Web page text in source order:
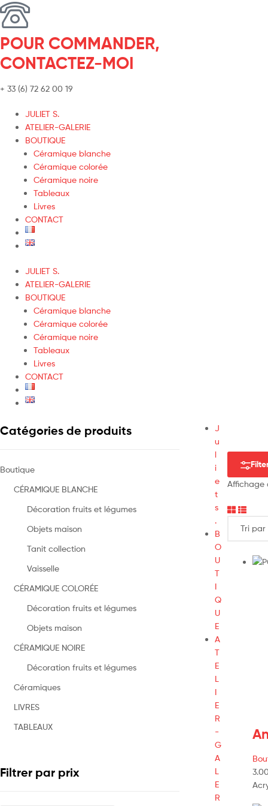
POUR COMMANDER,
CONTACTEZ-MOI
+ 33 (6) 72 62 00 19
JULIET S.
ATELIER-GALERIE
BOUTIQUE
Céramique blanche
Céramique colorée
Céramique noire
Tableaux
Livres
CONTACT
JULIET S.
ATELIER-GALERIE
BOUTIQUE
Céramique blanche
Céramique colorée
Céramique noire
Tableaux
Livres
CONTACT
Affichage
Catégories de produits
Boutique
CÉRAMIQUE BLANCHE
Décoration fruits et légumes
Objets maison
Tanit collection
Vaisselle
CÉRAMIQUE COLORÉE
Décoration fruits et légumes
Objets maison
CÉRAMIQUE NOIRE
Décoration fruits et légumes
Céramiques
LIVRES
TABLEAUX
Filtrer par prix
J
u
l
i
e
t
s
.
B
O
U
T
I
Q
U
E
A
T
E
L
I
E
R
-
G
A
L
E
R